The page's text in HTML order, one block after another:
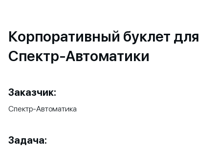
Корпоративный буклет для
Спектр-Автоматики
Заказчик:
Спектр-Автоматика
Задача: